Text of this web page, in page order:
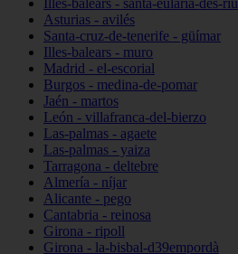
Illes-balears - santa-eulària-des-riu
Asturias - avilés
Santa-cruz-de-tenerife - güímar
Illes-balears - muro
Madrid - el-escorial
Burgos - medina-de-pomar
Jaén - martos
León - villafranca-del-bierzo
Las-palmas - agaete
Las-palmas - yaiza
Tarragona - deltebre
Almería - níjar
Alicante - pego
Cantabria - reinosa
Girona - ripoll
Girona - la-bisbal-d39empordà